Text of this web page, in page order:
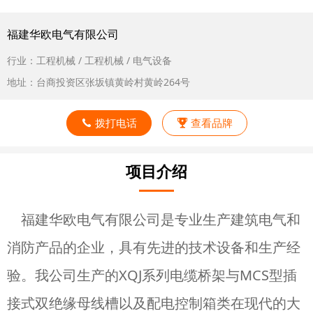
福建华欧电气有限公司
行业：工程机械 / 工程机械 / 电气设备
地址：台商投资区张坂镇黄岭村黄岭264号
拨打电话 查看品牌
项目介绍
福建华欧电气有限公司是专业生产建筑电气和
消防产品的企业，具有先进的技术设备和生产经
验。我公司生产的XQJ系列电缆桥架与MCS型插
接式双绝缘母线槽以及配电控制箱类在现代的大